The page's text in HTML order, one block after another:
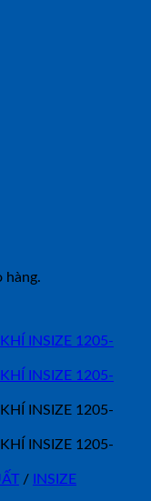
hàng.
/ INSIZE